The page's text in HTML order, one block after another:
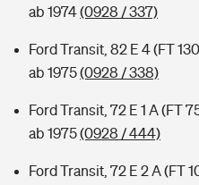
ab 1974(0928 / 337)
Ford Transit, 82 E 4 (FT
ab 1975(0928 / 338)
Ford Transit, 72 E 1 A (FT
ab 1975(0928 / 444)
Ford Transit, 72 E 2 A (FT